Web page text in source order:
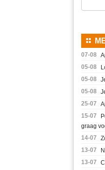
⚏
07-08
05-08
05-08
05-08
25-07
15-07
graag
14-07
13-07
13-07